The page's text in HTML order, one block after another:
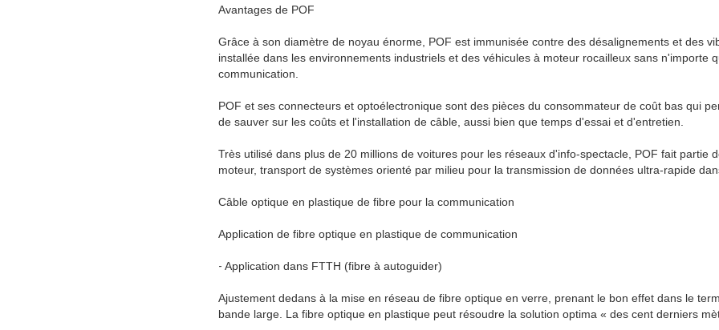
Avantages de POF
Grâce à son diamètre de noyau énorme, POF est immunisée contre des désalignements et des
installée dans les environnements industriels et des véhicules à moteur rocailleux sans n'importe
communication.
POF et ses connecteurs et optoélectronique sont des pièces du consommateur de coût bas qui
de sauver sur les coûts et l'installation de câble, aussi bien que temps d'essai et d'entretien.
Très utilisé dans plus de 20 millions de voitures pour les réseaux d'info-spectacle, POF fait partie
moteur, transport de systèmes orienté par milieu pour la transmission de données ultra-rapide
Câble optique en plastique de fibre pour la communication
Application de fibre optique en plastique de communication
- Application dans FTTH (fibre à autoguider)
Ajustement dedans à la mise en réseau de fibre optique en verre, prenant le bon effet dans le
bande large. La fibre optique en plastique peut résoudre la solution optima « des cent derniers